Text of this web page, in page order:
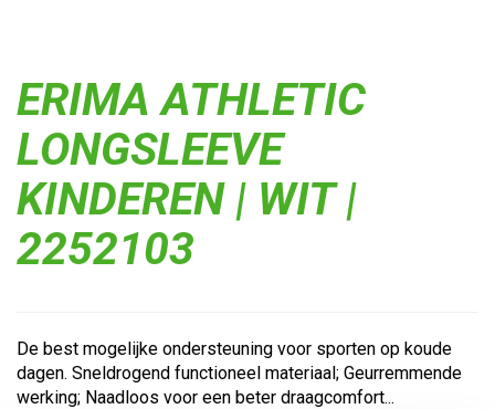
ERIMA ATHLETIC
LONGSLEEVE
KINDEREN | WIT |
2252103
De best mogelijke ondersteuning voor sporten op koude
dagen. Sneldrogend functioneel materiaal; Geurremmende
werking; Naadloos voor een beter draagcomfort...